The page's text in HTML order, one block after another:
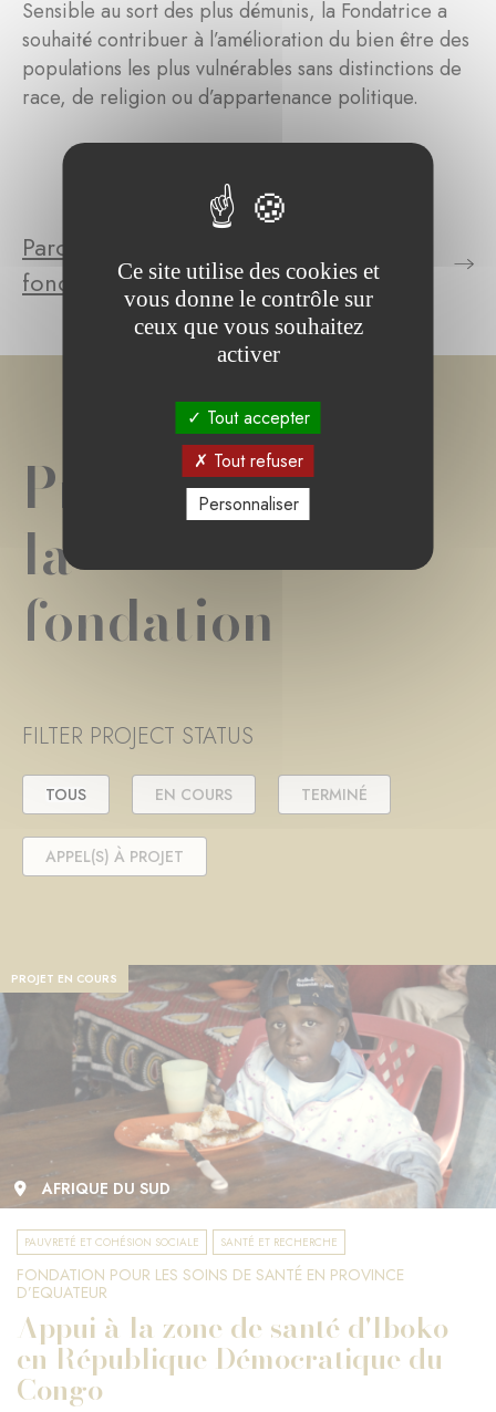
Sensible au sort des plus démunis, la Fondatrice a
souhaité contribuer à l’amélioration du bien être des
populations les plus vulnérables sans distinctions de
race, de religion ou d’appartenance politique.
Parcourez le(s) projet(s) de la
fondation
Projet(s) de
la
fondation
FILTER PROJECT STATUS
TOUS EN COURS TERMINÉ
APPEL(S) À PROJET
PROJET EN COURS
AFRIQUE DU SUD
PAUVRETÉ ET COHÉSION SOCIALE SANTÉ ET RECHERCHE
FONDATION POUR LES SOINS DE SANTÉ EN PROVINCE
D’EQUATEUR
Appui à la zone de santé d'Iboko
en République Démocratique du
Congo
Ce site utilise des cookies et
vous donne le contrôle sur
ceux que vous souhaitez
activer
Tout accepter
Tout refuser
Personnaliser